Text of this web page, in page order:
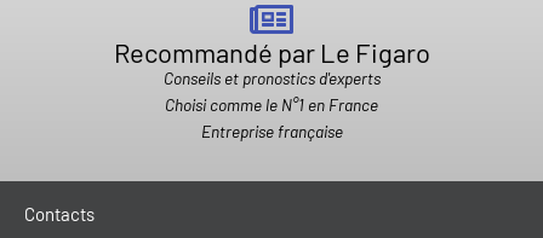
Recommandé par Le Figaro
Conseils et pronostics d'experts
Choisi comme le N°1 en France
Entreprise française
Contacts